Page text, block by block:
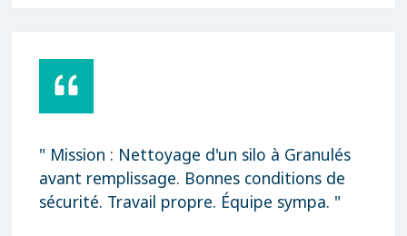
" Mission : Nettoyage d'un silo à Granulés
avant remplissage. Bonnes conditions de
sécurité. Travail propre. Équipe sympa. "